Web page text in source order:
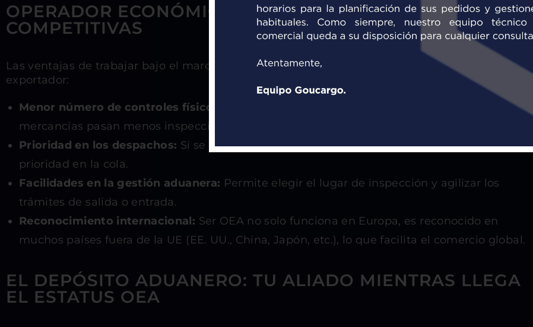
OPERADOR ECONÓMICO AUTORIZADO: VENTAJAS
COMPETITIVAS
Las ventajas de trabajar bajo el marco OEA son directas para cualquier importador o
exportador:
Menor número de controles físicos y documentales:
Al ser operadores de confianza, sus
mercancías pasan menos inspecciones.
Prioridad en los despachos: Si se selecciona la mercancía para inspección, un OEA tiene
prioridad en la cola.
Facilidades en la gestión aduanera: Permite elegir el lugar de inspección y agilizar los
trámites de salida o entrada.
Reconocimiento internacional: Ser OEA no solo funciona en Europa, es reconocido en
muchos países fuera de la UE (EE. UU., China, Japón, etc.), lo que facilita el comercio global.
EL DEPÓSITO ADUANERO: TU ALIADO MIENTRAS LLEGA
EL ESTATUS OEA